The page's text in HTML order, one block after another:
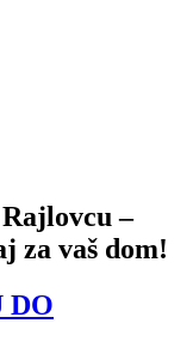
–
za vaš dom!
DO